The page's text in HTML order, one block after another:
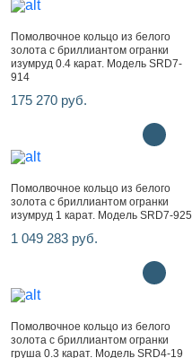
Помолвочное кольцо из белого
золота с бриллиантом огранки
изумруд 0.4 карат. Модель SRD7-
914
175 270 руб.
Помолвочное кольцо из белого
золота с бриллиантом огранки
изумруд 1 карат. Модель SRD7-925
1 049 283 руб.
Помолвочное кольцо из белого
золота с бриллиантом огранки
груша 0.3 карат. Модель SRD4-19